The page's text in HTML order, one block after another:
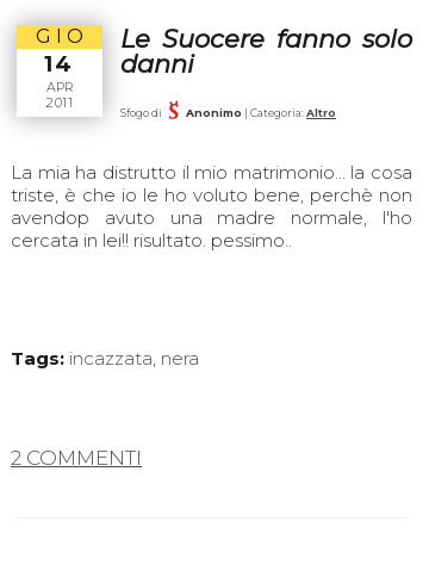
GIO
14
APR
2011
Le Suocere fanno solo
danni
Sfogo di Anonimo | Categoria:Altro
La mia ha distrutto il mio matrimonio... la cosa
triste, è che io le ho voluto bene, perchè non
avendop avuto una madre normale, l'ho
cercata in lei!! risultato. pessimo..
Tags: incazzata, nera
2 COMMENTI